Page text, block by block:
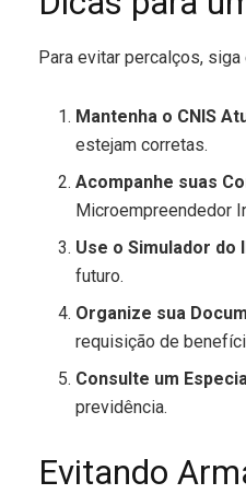
Para evitar percalços,
Mantenha o CNIS
estejam corretas.
Acompanhe suas
Microempreendedor
Use o Simulador do
futuro.
Organize sua
requisição de
Consulte um
previdência.
Evitando